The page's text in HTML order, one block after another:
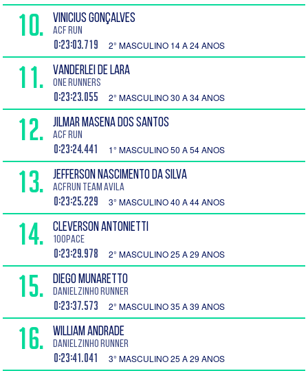
10. VINICIUS GONÇALVES
ACF Run
0:23:03.719 2° MASCULINO 14 A 24 ANOS
11. VANDERLEI DE LARA
ONE RUNNERS
0:23:23.055 2° MASCULINO 30 A 34 ANOS
12. JILMAR MASENA DOS SANTOS
ACF Run
0:23:24.441 1° MASCULINO 50 A 54 ANOS
13. JEFFERSON Nascimento Da Silva
ACFRun Team Avila
0:23:25.229 3° MASCULINO 40 A 44 ANOS
14. CLEVERSON ANTONIETTI
100PACE
0:23:29.978 2° MASCULINO 25 A 29 ANOS
15. DIEGO MUNARETTO
Danielzinho Runner
0:23:37.573 2° MASCULINO 35 A 39 ANOS
16. WILLIAM Andrade
DANIELZINHO RUNNER
0:23:41.041 3° MASCULINO 25 A 29 ANOS